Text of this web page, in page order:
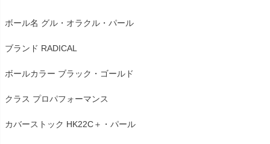
ボール名 グル・オラクル・パール
ブランド RADICAL
ボールカラー ブラック・ゴールド
クラス プロパフォーマンス
カバーストック HK22C＋・パール